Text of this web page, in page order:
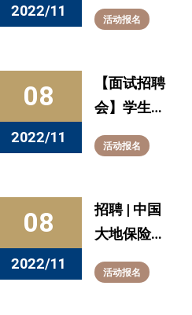
2022/11
天！金融行
业专场等你
活动报名
08
2022/11
【面试招聘
会】学生邀
请函 | 华东
理工大学商
届毕业生线
上招聘会
活动报名
08
2022/11
招聘 | 中国
大地保险
2023届校
园招聘正式
活动报名